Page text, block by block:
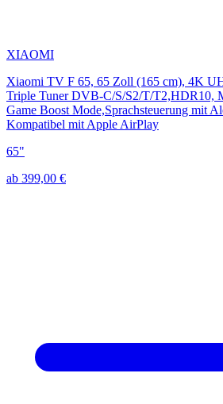
XIAOMI
Xiaomi TV F 65, 65 Zoll (165 cm), 4K
Triple Tuner DVB-C/S/S2/T/T2,HDR10,
Game Boost Mode,Sprachsteuerung mit
Kompatibel mit Apple AirPlay
65"
ab 399,00 €